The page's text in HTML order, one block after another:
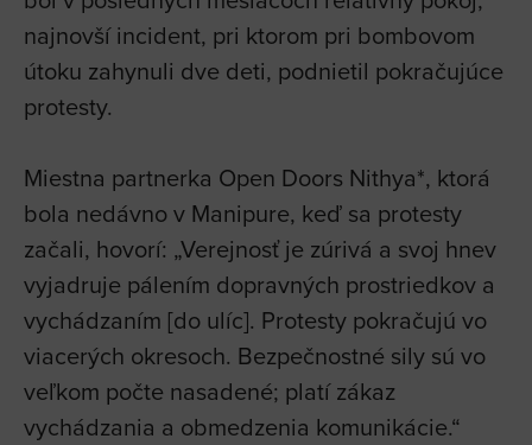
najnovší incident, pri ktorom pri bombovom
útoku zahynuli dve deti, podnietil pokračujúce
protesty.
Miestna partnerka Open Doors Nithya*, ktorá
bola nedávno v Manipure, keď sa protesty
začali, hovorí: „Verejnosť je zúrivá a svoj hnev
vyjadruje pálením dopravných prostriedkov a
vychádzaním [do ulíc]. Protesty pokračujú vo
viacerých okresoch. Bezpečnostné sily sú vo
veľkom počte nasadené; platí zákaz
vychádzania a obmedzenia komunikácie.“